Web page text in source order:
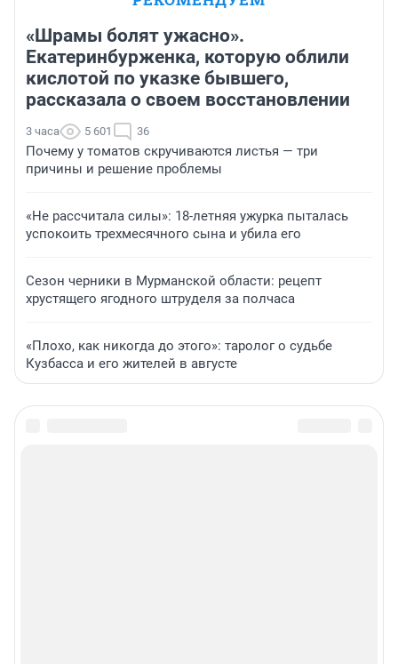
«Шрамы болят ужасно».
Екатеринбурженка, которую облили
кислотой по указке бывшего,
рассказала о своем восстановлении
3 часа 5 601 36
Почему у томатов скручиваются листья — три
причины и решение проблемы
«Не рассчитала силы»: 18-летняя ужурка пыталась
успокоить трехмесячного сына и убила его
Сезон черники в Мурманской области: рецепт
хрустящего ягодного штруделя за полчаса
«Плохо, как никогда до этого»: таролог о судьбе
Кузбасса и его жителей в августе